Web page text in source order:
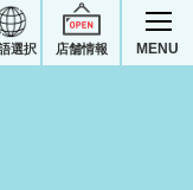
店舗情報
選択 MENU